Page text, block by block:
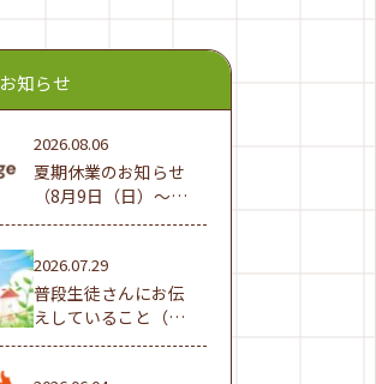
お知らせ
2026.08.06
夏期休業のお知らせ
（8月9日（日）～16
日（日））
2026.07.29
普段生徒さんにお伝
えしていること（夏
休み編①）